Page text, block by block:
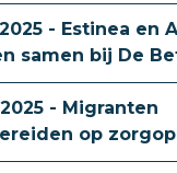
- Estinea en
samen bij De
- Migranten
op